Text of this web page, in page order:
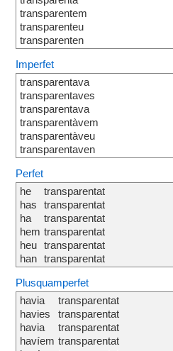
transparentem
transparenteu
transparenten
Imperfet
transparentava
transparentaves
transparentava
transparentàvem
transparentàveu
transparentaven
Perfet
he
has
ha
hem
heu
han
transparentat
transparentat
transparentat
transparentat
transparentat
transparentat
Plusquamperfet
havia
havies
havia
havíem
transparentat
transparentat
transparentat
transparentat